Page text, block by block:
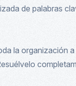
de palabras
la organización